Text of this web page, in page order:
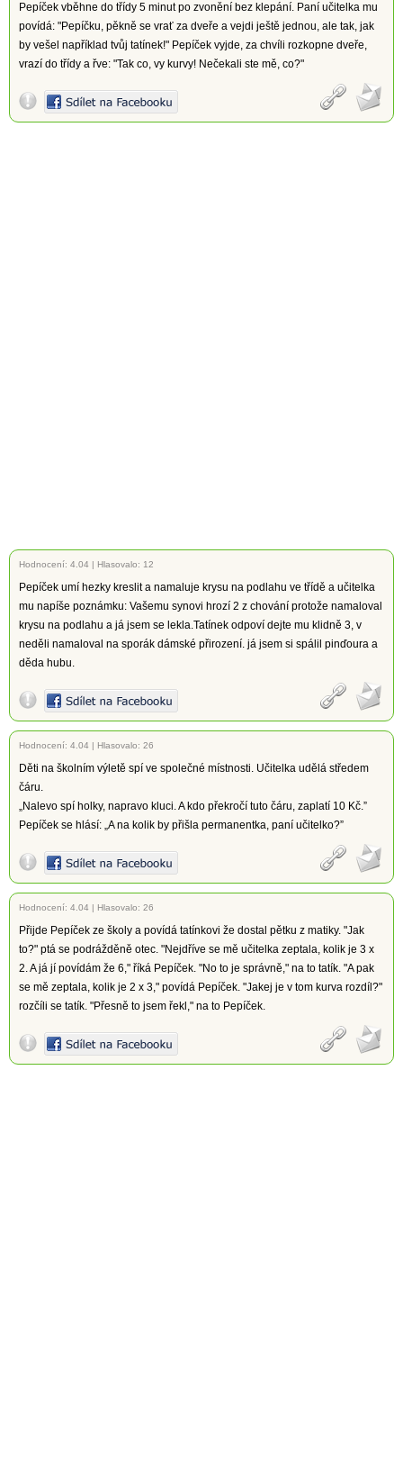
Pepíček vběhne do třídy 5 minut po zvonění bez klepání. Paní učitelka mu
povídá: "Pepíčku, pěkně se vrať za dveře a vejdi ještě jednou, ale tak, jak
by vešel například tvůj tatínek!" Pepíček vyjde, za chvíli rozkopne dveře,
vrazí do třídy a řve: "Tak co, vy kurvy! Nečekali ste mě, co?"
Hodnocení: 4.04 | Hlasovalo: 12
Pepíček umí hezky kreslit a namaluje krysu na podlahu ve třídě a učitelka
mu napíše poznámku: Vašemu synovi hrozí 2 z chování protože namaloval
krysu na podlahu a já jsem se lekla.Tatínek odpoví dejte mu klidně 3, v
neděli namaloval na sporák dámské přirození. já jsem si spálil pinďoura a
děda hubu.
Hodnocení: 4.04 | Hlasovalo: 26
Děti na školním výletě spí ve společné místnosti. Učitelka udělá středem
čáru.
„Nalevo spí holky, napravo kluci. A kdo překročí tuto čáru, zaplatí 10 Kč.”
Pepíček se hlásí: „A na kolik by přišla permanentka, paní učitelko?”
Hodnocení: 4.04 | Hlasovalo: 26
Přijde Pepíček ze školy a povídá tatínkovi že dostal pětku z matiky. "Jak
to?" ptá se podrážděně otec. "Nejdříve se mě učitelka zeptala, kolik je 3 x
2. A já jí povídám že 6," říká Pepíček. "No to je správně," na to tatík. "A pak
se mě zeptala, kolik je 2 x 3," povídá Pepíček. "Jakej je v tom kurva rozdíl?"
rozčíli se tatík. "Přesně to jsem řekl," na to Pepíček.